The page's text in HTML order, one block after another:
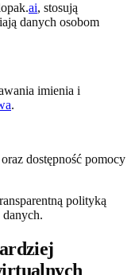
ai, stosują
danych osobom
imienia i
.
oraz dostępność pomocy
polityką